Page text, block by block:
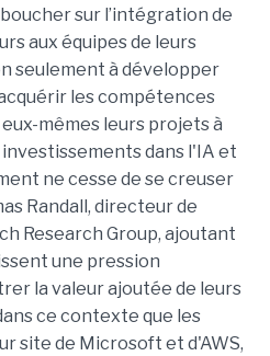
sur l’intégration de
aux équipes de leurs
seulement à développer
les compétences
mêmes leurs projets à
dans l'IA et
ne cesse de se creuser
Randall, directeur de
Research Group, ajoutant
une pression
la valeur ajoutée de leurs
ce contexte que les
site de Microsoft et d'AWS,